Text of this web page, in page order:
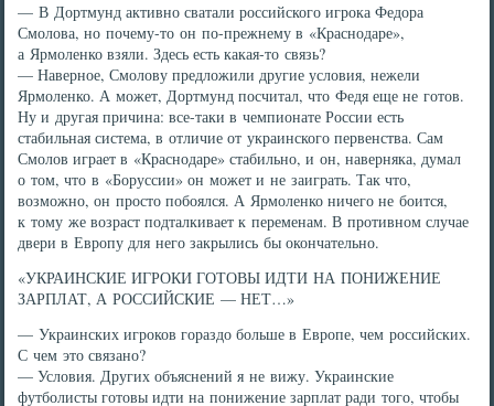
— В Дортмунд активно сватали российского игрока Федора
Смолова, но почему-то он по-прежнему в «Краснодаре»,
а Ярмоленко взяли. Здесь есть какая-то связь?
— Наверное, Смолову предложили другие условия, нежели
Ярмоленко. А может, Дортмунд посчитал, что Федя еще не готов.
Ну и другая причина: все-таки в чемпионате России есть
стабильная система, в отличие от украинского первенства. Сам
Смолов играет в «Краснодаре» стабильно, и он, наверняка, думал
о том, что в «Боруссии» он может и не заиграть. Так что,
возможно, он просто побоялся. А Ярмоленко ничего не боится,
к тому же возраст подталкивает к переменам. В противном случае
двери в Европу для него закрылись бы окончательно.
«УКРАИНСКИЕ ИГРОКИ ГОТОВЫ ИДТИ НА ПОНИЖЕНИЕ
ЗАРПЛАТ, А РОССИЙСКИЕ — НЕТ…»
— Украинских игроков гораздо больше в Европе, чем российских.
С чем это связано?
— Условия. Других объяснений я не вижу. Украинские
футболисты готовы идти на понижение зарплат ради того, чтобы